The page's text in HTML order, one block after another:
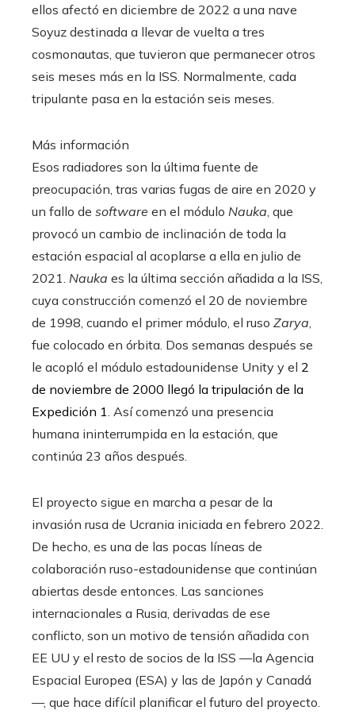
ellos afectó en diciembre de 2022 a una nave
Soyuz destinada a llevar de vuelta a tres
cosmonautas, que tuvieron que permanecer otros
seis meses más en la ISS. Normalmente, cada
tripulante pasa en la estación seis meses.
Más información
Esos radiadores son la última fuente de
preocupación, tras varias fugas de aire en 2020 y
un fallo de software en el módulo Nauka , que
provocó un cambio de inclinación de toda la
estación espacial al acoplarse a ella en julio de
2021. Nauka es la última sección añadida a la ISS,
cuya construcción comenzó el 20 de noviembre
de 1998, cuando el primer módulo, el ruso Zarya
fue colocado en órbita. Dos semanas después se
le acopló el módulo estadounidense Unity y el 2
de noviembre de 2000 llegó la tripulación de la
Expedición 1 . Así comenzó una presencia
humana ininterrumpida en la estación, que
continúa 23 años después.
El proyecto sigue en marcha a pesar de la
invasión rusa de Ucrania iniciada en febrero 2022.
De hecho, es una de las pocas líneas de
colaboración ruso-estadounidense que continúan
abiertas desde entonces. Las sanciones
internacionales a Rusia, derivadas de ese
conflicto, son un motivo de tensión añadida con
EE UU y el resto de socios de la ISS —la Agencia
Espacial Europea (ESA) y las de Japón y Canadá
—, que hace difícil planificar el futuro del proyecto.